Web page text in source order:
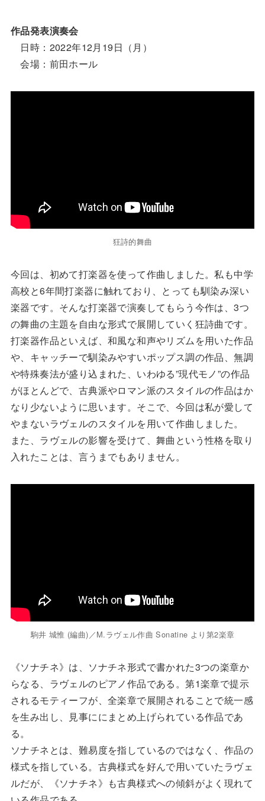
作品発表演奏会
日時：2022年12月19日（月）
会場：前田ホール
狂詩的舞曲
今回は、初めて打楽器を使って作曲しました。私も中学
高校と6年間打楽器に触れており、とっても馴染み深い
楽器です。そんな打楽器で演奏してもらう今作は、3つ
の舞曲の主題を自由な形式で展開していく狂詩曲です。
打楽器作品といえば、和風な和声やリズムを用いた作品
や、キャッチーで馴染みやすいポップス調の作品、無調
や特殊奏法が盛り込まれた、いわゆる”現代モノ”の作品
がほとんどで、古典派やロマン派のスタイルの作品はか
なり少ないように思います。そこで、今回は私が愛して
やまないラヴェルのスタイルを用いて作曲しました。
また、ラヴェルの影響を受けて、舞曲という性格を取り
入れたことは、言うまでもありません。
駒井 城惟 (編曲)／M.ラヴェル作曲 Sonatine より第2楽章
《ソナチネ》は、ソナチネ形式で書かれた3つの楽章か
らなる、ラヴェルのピアノ作品である。第1楽章で提示
されるモティーフが、全楽章で展開されることで統一感
を生み出し、見事ににまとめ上げられている作品であ
る。
ソナチネとは、難易度を指しているのではなく、作品の
様式を指している。古典様式を好んで用いていたラヴェ
ルだが、《ソナチネ》も古典様式への傾斜がよく現れて